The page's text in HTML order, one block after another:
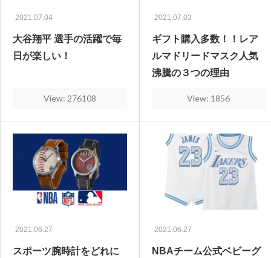
2021.07.04
大谷翔平 選手の活躍で毎
日が楽しい！
View: 276108
2021.07.03
ギフト購入多数！！レア
ルマドリードマスク人気
沸騰の３つの理由
View: 1856
2021.06.27
スポーツ腕時計をどれに
2021.06.27
NBAチーム公式ベビーグ